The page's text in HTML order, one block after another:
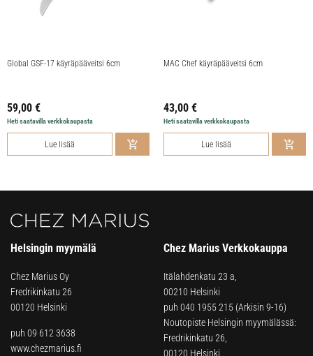
Global GSF-17 käyräpääveitsi 6cm
59,00 €
Heti saatavilla verkkokaupasta
Lue lisää
MAC Chef käyräpääveitsi 6cm
43,00 €
Heti saatavilla verkkokaupasta
Lue lisää
Helsingin myymälä
Chez Marius Oy
Fredrikinkatu 26
00120 Helsinki
puh 09 612 3638
www.chezmarius.fi
Chez Marius Verkkokauppa
Itälahdenkatu 23 a,
00210 Helsinki
puh 040 1955 215 (Arkisin 9-16)
Noutopiste Helsingin myymälässä:
Fredrikinkatu 26,
00120 Helsinki